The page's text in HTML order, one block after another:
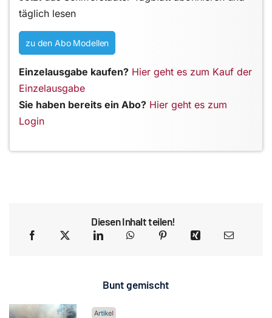
täglich lesen
zu den Abo Modellen
Einzelausgabe kaufen? Hier geht es zum Kauf der
Einzelausgabe
Sie haben bereits ein Abo? Hier geht es zum
Login
Diesen Inhalt teilen!
Bunt gemischt